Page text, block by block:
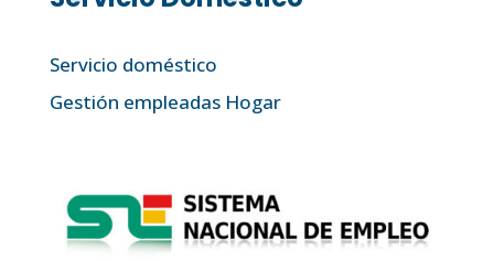
Servicio doméstico
Gestión empleadas Hogar